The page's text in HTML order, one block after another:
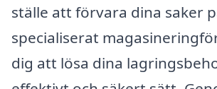
ställe att förvara dina saker
specialiserat
dig att lösa dina